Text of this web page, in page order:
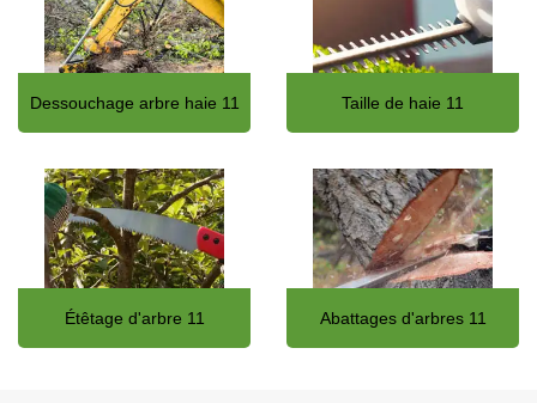
Dessouchage arbre haie 11 Taille de haie 11
Étêtage d'arbre 11 Abattages d'arbres 11